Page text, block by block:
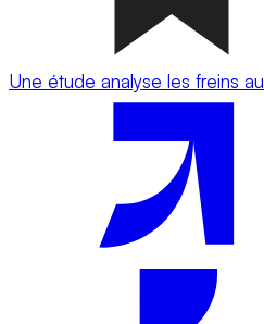
Une étude analyse les freins